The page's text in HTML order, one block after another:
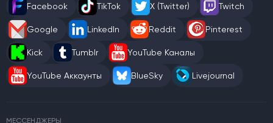
Facebook TikTok X (Twitter) Twitch
Google LinkedIn Reddit Pinterest
Kick Tumblr YouTube Каналы
YouTube Аккаунты BlueSky Livejournal
МЕССЕНДЖЕРЫ